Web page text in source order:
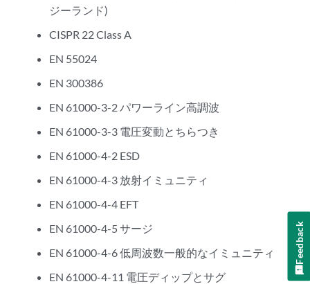
ジーランド)
CISPR 22 Class A
EN 55024
EN 300386
EN 61000-3-2 パワーライン高調波
EN 61000-3-3 電圧変動とちらつき
EN 61000-4-2 ESD
EN 61000-4-3 放射イミュニティ
EN 61000-4-4 EFT
EN 61000-4-5 サージ
EN 61000-4-6 低周波数一般的なイミュニティ
EN 61000-4-11 電圧ディップとサグ
Feedback